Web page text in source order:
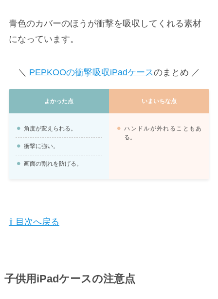
青色のカバーのほうが衝撃を吸収してくれる素材
になっています。
＼ PEPKOOの衝撃吸収iPadケースのまとめ ／
よかった点 いまいちな点
角度が変えられる。
衝撃に強い。
画面の割れを防げる。
ハンドルが外れることもあ
る。
⇧ 目次へ戻る
子供用iPadケースの注意点